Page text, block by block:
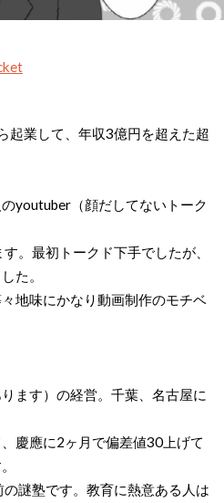
起業して、年収3億円を超えた超
youtuber（顔だしてないトーク
。最初トークド下手でしたが、
た。
地味にかなり動画制作のモチベ
ます）の経営。千葉、名古屋に
慶應に2ヶ月で偏差値30上げて
謎塾です。教育に熱意ある人は